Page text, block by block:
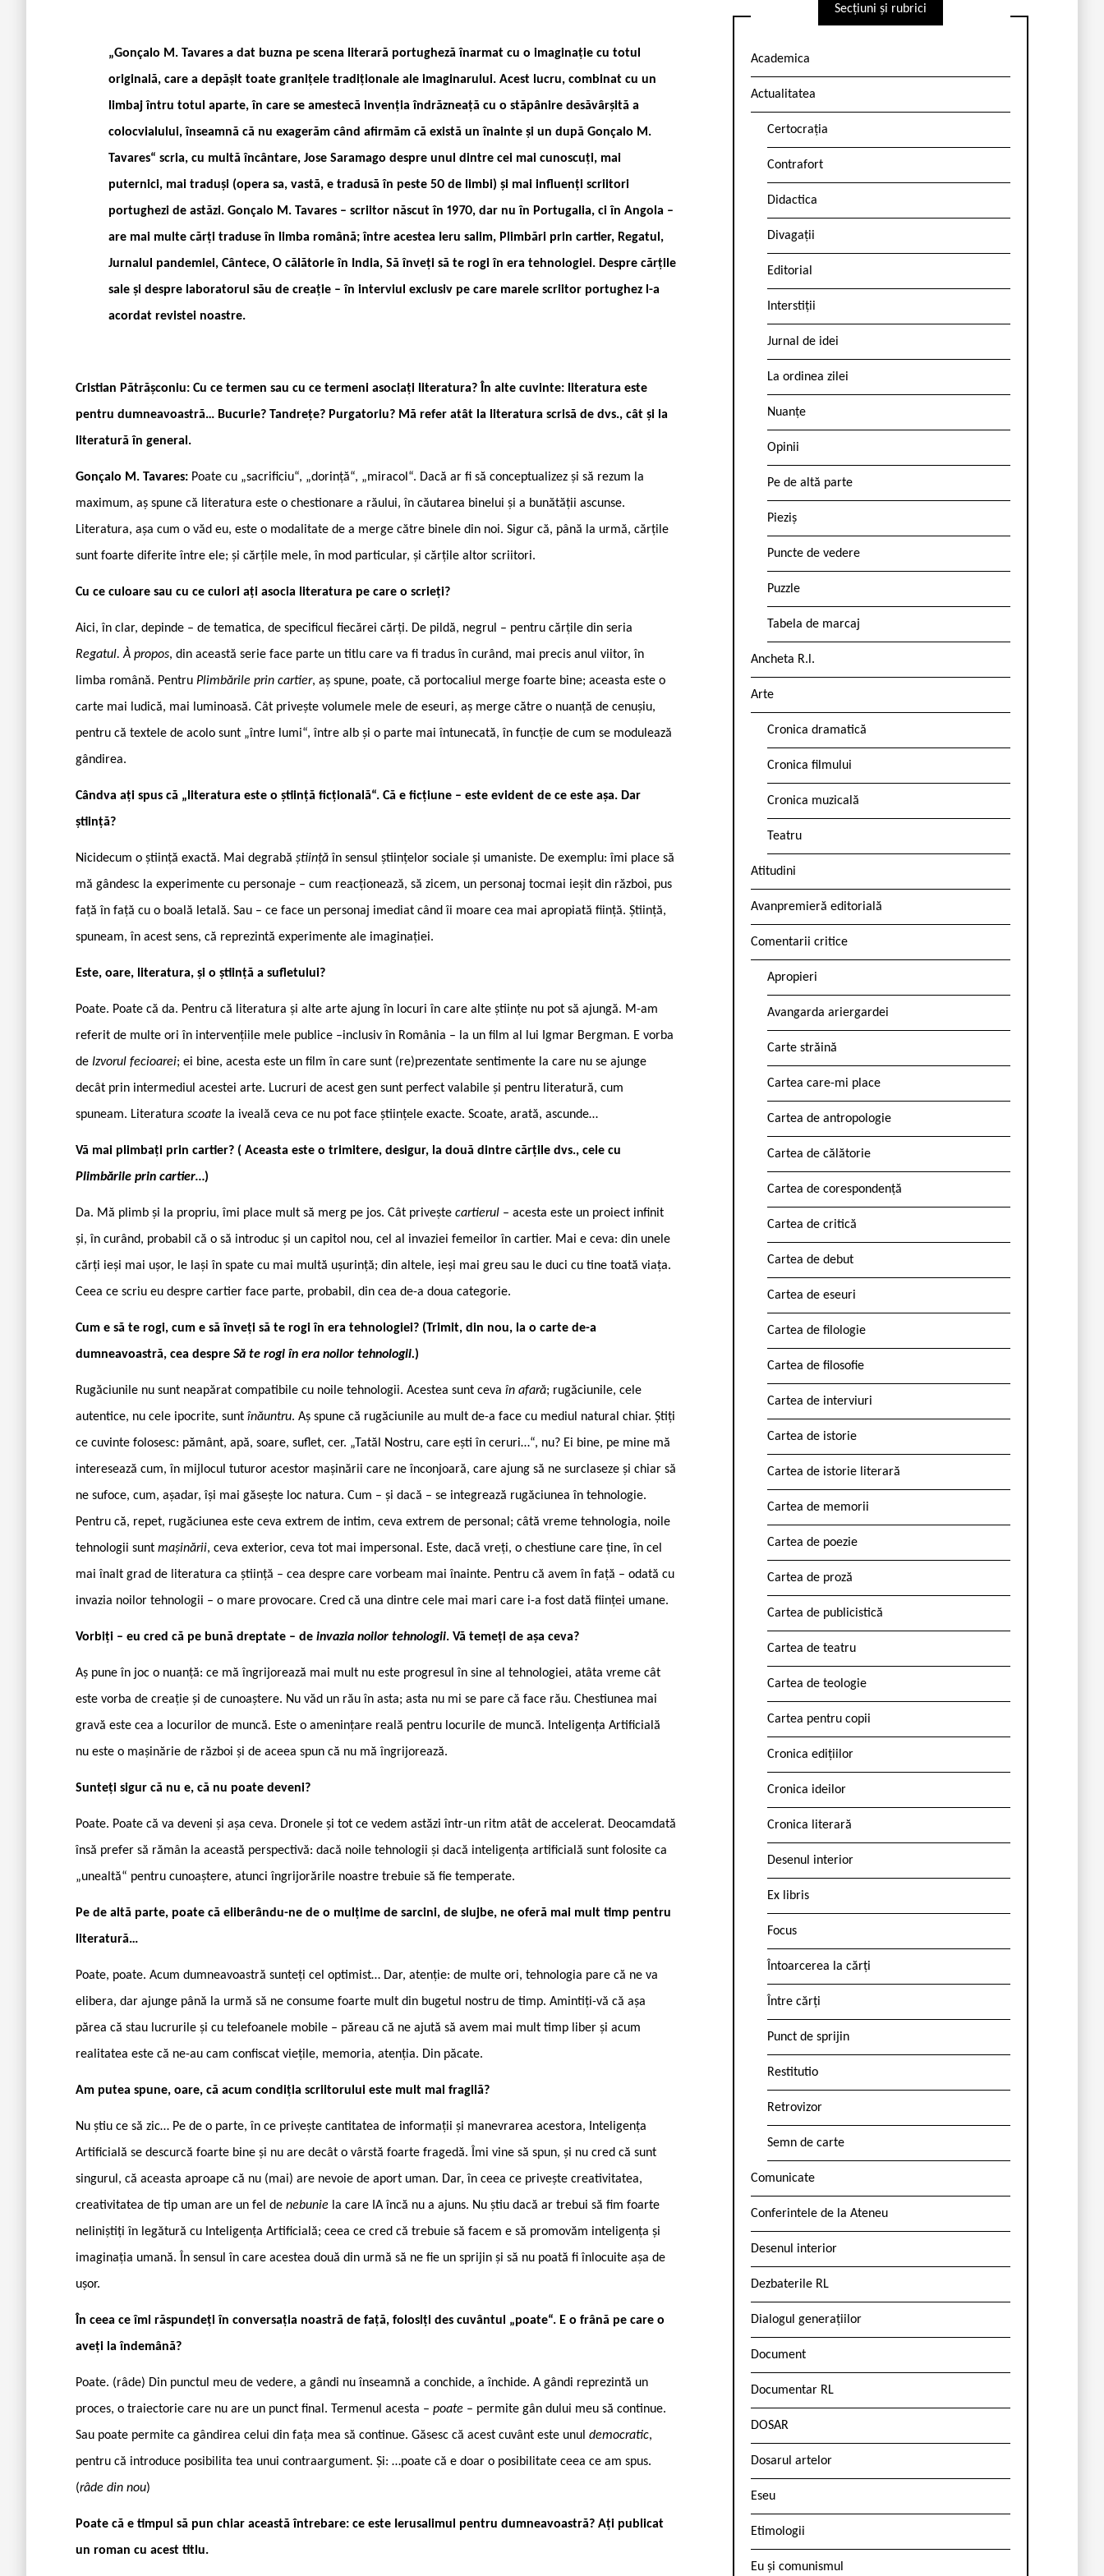
„Gonçalo M. Tavares a dat buzna pe scena literară portugheză înarmat cu o imaginaţie cu totul
originală, care a depăşit toate graniţele tradiţionale ale imaginarului. Acest lucru, combinat cu un
limbaj întru totul aparte, în care se amestecă invenţia îndrăzneaţă cu o stăpânire desăvârşită a
colocvialului, înseamnă că nu exagerăm când afirmăm că există un înainte şi un după Gonçalo M.
Tavares“ scria, cu multă încântare, Jose Saramago despre unul dintre cei mai cunoscuți, mai
puternici, mai traduși (opera sa, vastă, e tradusă în peste 50 de limbi) și mai influenți scriitori
portughezi de astăzi. Gonçalo M. Tavares – scriitor născut în 1970, dar nu în Portugalia, ci în Angola –
are mai multe cărți traduse în limba română; între acestea Ieru ­salim, Plimbări prin cartier, Regatul,
Jurnalul pandemiei, Cântece, O călătorie în India, Să înveți să te rogi în era tehnologiei. Despre cărțile
sale și despre laboratorul său de creație – în interviul exclusiv pe care marele scriitor portughez l-a
acordat revistei noastre.
Cristian Pătrășconiu: Cu ce termen sau cu ce termeni asociați literatura? În alte cuvinte: literatura este
pentru dumneavoastră… Bucurie? Tandrețe? Purgatoriu? Mă refer atât la literatura scrisă de dvs., cât și la
literatură în general.
Gonçalo M. Tavares: Poate cu „sacrificiu“, „dorință“, „miracol“. Dacă ar fi să conceptualizez și să rezum la
maximum, aș spune că literatura este o chestionare a răului, în căutarea binelui și a bunătății ascunse.
Literatura, așa cum o văd eu, este o modalitate de a merge către binele din noi. Sigur că, până la urmă, cărțile
sunt foarte diferite între ele; și cărțile mele, în mod particular, și cărțile altor scriitori.
Cu ce culoare sau cu ce culori ați asocia literatura pe care o scrieți?
Aici, în clar, depinde – de tematica, de specificul fiecărei cărți. De pildă, negrul – pentru cărțile din seria
Regatul. À propos, din această serie face parte un titlu care va fi tradus în curând, mai precis anul viitor, în
limba română. Pentru Plimbările prin cartier, aș spune, poate, că portocaliul merge foarte bine; aceasta este o
carte mai ludică, mai luminoasă. Cât privește volumele mele de eseuri, aș merge către o nuanță de cenușiu,
pentru că textele de acolo sunt „între lumi“, între alb și o parte mai întunecată, în funcție de cum se modulează
gândirea.
Cândva ați spus că „literatura este o știință ficțională“. Că e ficțiune – este evident de ce este așa. Dar
știință?
Nicidecum o știință exactă. Mai degrabă științăîn sensul științelor sociale și umaniste. De exemplu: îmi place să
mă gândesc la experimente cu personaje – cum reacționează, să zicem, un personaj tocmai ieșit din război, pus
față în față cu o boală letală. Sau – ce face un personaj imediat când îi moare cea mai apropiată ființă. Știință,
spuneam, în acest sens, că reprezintă experimente ale imaginației.
Este, oare, literatura, și o știință a sufletului?
Poate. Poate că da. Pentru că literatura și alte arte ajung în locuri în care alte științe nu pot să ajungă. M-am
referit de multe ori în intervențiile mele publice –inclusiv în România – la un film al lui Igmar Bergman. E vorba
de Izvorul fecioarei; ei bine, acesta este un film în care sunt (re)prezentate sentimente la care nu se ajunge
decât prin intermediul acestei arte. Lucruri de acest gen sunt perfect valabile și pentru literatură, cum
spuneam. Literatura scoate la iveală ceva ce nu pot face științele exacte. Scoate, arată, ascunde…
Vă mai plimbați prin cartier? ( Aceasta este o trimitere, desigur, la două dintre cărțile dvs., cele cu
Plimbările prin cartier…)
Da. Mă plimb și la propriu, îmi place mult să merg pe jos. Cât privește cartierul – acesta este un proiect infinit
și, în curând, probabil că o să introduc și un capitol nou, cel al invaziei femeilor în cartier. Mai e ceva: din unele
cărți ieși mai ușor, le lași în spate cu mai multă ușurință; din altele, ieși mai greu sau le duci cu tine toată viața.
Ceea ce scriu eu despre cartier face parte, probabil, din cea de-a doua categorie.
Cum e să te rogi, cum e să înveți să te rogi în era tehnologiei? (Trimit, din nou, la o carte de-a
dumneavoastră, cea despre Să te rogi în era noilor tehnologii.)
Rugăciunile nu sunt neapărat compatibile cu noile tehnologii. Acestea sunt ceva în afară; rugăciunile, cele
autentice, nu cele ipocrite, sunt înăuntru. Aș spune că rugăciunile au mult de-a face cu mediul natural chiar. Știți
ce cuvinte folosesc: pământ, apă, soare, suflet, cer. „Tatăl Nostru, care ești în ceruri…“, nu? Ei bine, pe mine mă
interesează cum, în mijlocul tuturor acestor mașinării care ne înconjoară, care ajung să ne surclaseze și chiar să
ne sufoce, cum, așadar, își mai găsește loc natura. Cum – și dacă – se integrează rugăciunea în tehnologie.
Pentru că, repet, rugăciunea este ceva extrem de intim, ceva extrem de personal; câtă vreme tehnologia, noile
tehnologii sunt mașinării, ceva exterior, ceva tot mai impersonal. Este, dacă vreți, o chestiune care ține, în cel
mai înalt grad de literatura ca știință – cea despre care vorbeam mai înainte. Pentru că avem în față – odată cu
invazia noilor tehnologii – o mare provocare. Cred că una dintre cele mai mari care i-a fost dată ființei umane.
Vorbiți – eu cred că pe bună dreptate – de invazia noilor tehnologii. Vă temeți de așa ceva?
Aș pune în joc o nuanță: ce mă îngrijorează mai mult nu este progresul în sine al tehnologiei, atâta vreme cât
este vorba de creație și de cunoaștere. Nu văd un rău în asta; asta nu mi se pare că face rău. Chestiunea mai
gravă este cea a locurilor de muncă. Este o amenințare reală pentru locurile de muncă. Inteligența Artificială
nu este o mașinărie de război și de aceea spun că nu mă îngrijorează.
Sunteți sigur că nu e, că nu poate deveni?
Poate. Poate că va deveni și așa ceva. Dronele și tot ce vedem astăzi într-un ritm atât de accelerat. Deocamdată
însă prefer să rămân la această perspectivă: dacă noile tehnologii și dacă inteligența artificială sunt folosite ca
„unealtă“ pentru cunoaștere, atunci îngrijorările noastre trebuie să fie temperate.
Pe de altă parte, poate că eliberându-ne de o mulțime de sarcini, de slujbe, ne oferă mai mult timp pentru
literatură…
Poate, poate. Acum dumneavoastră sunteți cel optimist… Dar, atenție: de multe ori, tehnologia pare că ne va
elibera, dar ajunge până la urmă să ne consume foarte mult din bugetul nostru de timp. Amintiți-vă că așa
părea că stau lucrurile și cu telefoanele mobile – păreau că ne ajută să avem mai mult timp liber și acum
realitatea este că ne-au cam confiscat viețile, memoria, atenția. Din păcate.
Am putea spune, oare, că acum condiția scriitorului este mult mai fragilă?
Nu știu ce să zic… Pe de o parte, în ce privește cantitatea de informații și manevrarea acestora, Inteligența
Artificială se descurcă foarte bine și nu are decât o vârstă foarte fragedă. Îmi vine să spun, și nu cred că sunt
singurul, că aceasta aproape că nu (mai) are nevoie de aport uman. Dar, în ceea ce privește creativitatea,
creativitatea de tip uman are un fel de nebunie la care IA încă nu a ajuns. Nu știu dacă ar trebui să fim foarte
neliniștiți în legătură cu Inteligența Artificială; ceea ce cred că trebuie să facem e să promovăm inteligența și
imaginația umană. În sensul în care acestea două din urmă să ne fie un sprijin și să nu poată fi înlocuite așa de
ușor.
În ceea ce îmi răspundeți în conversația noastră de față, folosiți des cuvântul „poate“. E o frână pe care o
aveți la îndemână?
Poate. (râde) Din punctul meu de vedere, a gândi nu înseamnă a conchide, a închide. A gândi reprezintă un
proces, o traiectorie care nu are un punct final. Termenul acesta – poate – permite gân ­dului meu să continue.
Sau poate permite ca gândirea celui din fața mea să continue. Găsesc că acest cuvânt este unul democratic,
pentru că introduce posibilita ­tea unui contraargument. Și: …poate că e doar o posibilitate ceea ce am spus.
(râde din nou)
Poate că e timpul să pun chiar această întrebare: ce este Ierusalimul pentru dumneavoastră? Ați publicat
un roman cu acest titlu.
Secțiuni și rubrici
Academica
Actualitatea
Certocrația
Contrafort
Didactica
Divagații
Editorial
Interstiții
Jurnal de idei
La ordinea zilei
Nuanțe
Opinii
Pe de altă parte
Pieziș
Puncte de vedere
Puzzle
Tabela de marcaj
Ancheta R.l.
Arte
Cronica dramatică
Cronica filmului
Cronica muzicală
Teatru
Atitudini
Avanpremieră editorială
Comentarii critice
Apropieri
Avangarda ariergardei
Carte străină
Cartea care-mi place
Cartea de antropologie
Cartea de călătorie
Cartea de corespondență
Cartea de critică
Cartea de debut
Cartea de eseuri
Cartea de filologie
Cartea de filosofie
Cartea de interviuri
Cartea de istorie
Cartea de istorie literară
Cartea de memorii
Cartea de poezie
Cartea de proză
Cartea de publicistică
Cartea de teatru
Cartea de teologie
Cartea pentru copii
Cronica edițiilor
Cronica ideilor
Cronica literară
Desenul interior
Ex libris
Focus
Întoarcerea la cărți
Între cărți
Punct de sprijin
Restitutio
Retrovizor
Semn de carte
Comunicate
Conferintele de la Ateneu
Desenul interior
Dezbaterile RL
Dialogul generațiilor
Document
Documentar RL
DOSAR
Dosarul artelor
Eseu
Etimologii
Eu și comunismul